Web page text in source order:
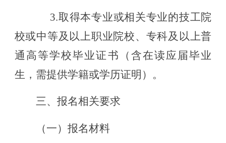
3.取得本专业或相关专业的技工院
校或中等及以上职业院校、专科及以上普
通高等学校毕业证书（含在读应届毕业
生，需提供学籍或学历证明）。
三、报名相关要求
（一）报名材料